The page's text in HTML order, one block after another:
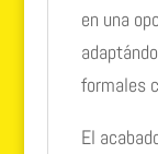
en una
formales
El